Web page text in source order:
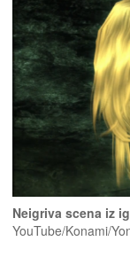
Neigriva scena iz
YouTube/Konami/